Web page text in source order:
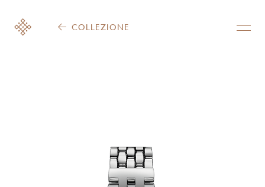
COLLEZIONE